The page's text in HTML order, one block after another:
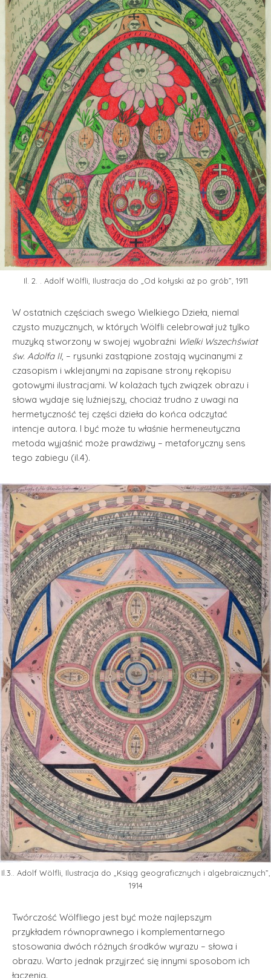
Il. 2. . Adolf Wölfli, Ilustracja do „Od kołyski aż po grób”, 1911
W ostatnich częściach swego Wielkiego Dzieła, niemal
czysto muzycznych, w których Wölfli celebrował już tylko
muzyką stworzony w swojej wyobraźni Wielki Wszechświat
św. Adolfa II, – rysunki zastąpione zostają wycinanymi z
czasopism i wklejanymi na zapisane strony rękopisu
gotowymi ilustracjami. W kolażach tych związek obrazu i
słowa wydaje się luźniejszy, chociaż trudno z uwagi na
hermetyczność tej części dzieła do końca odczytać
intencje autora. I być może tu właśnie hermeneutyczna
metoda wyjaśnić może prawdziwy – metaforyczny sens
tego zabiegu (il.4).
Il.3.. Adolf Wölfli, Ilustracja do „Ksiąg geograficznych i algebraicznych”,
1914
Twórczość Wölfliego jest być może najlepszym
przykładem równoprawnego i komplementarnego
stosowania dwóch różnych środków wyrazu – słowa i
obrazu. Warto jednak przyjrzeć się innymi sposobom ich
łączenia.